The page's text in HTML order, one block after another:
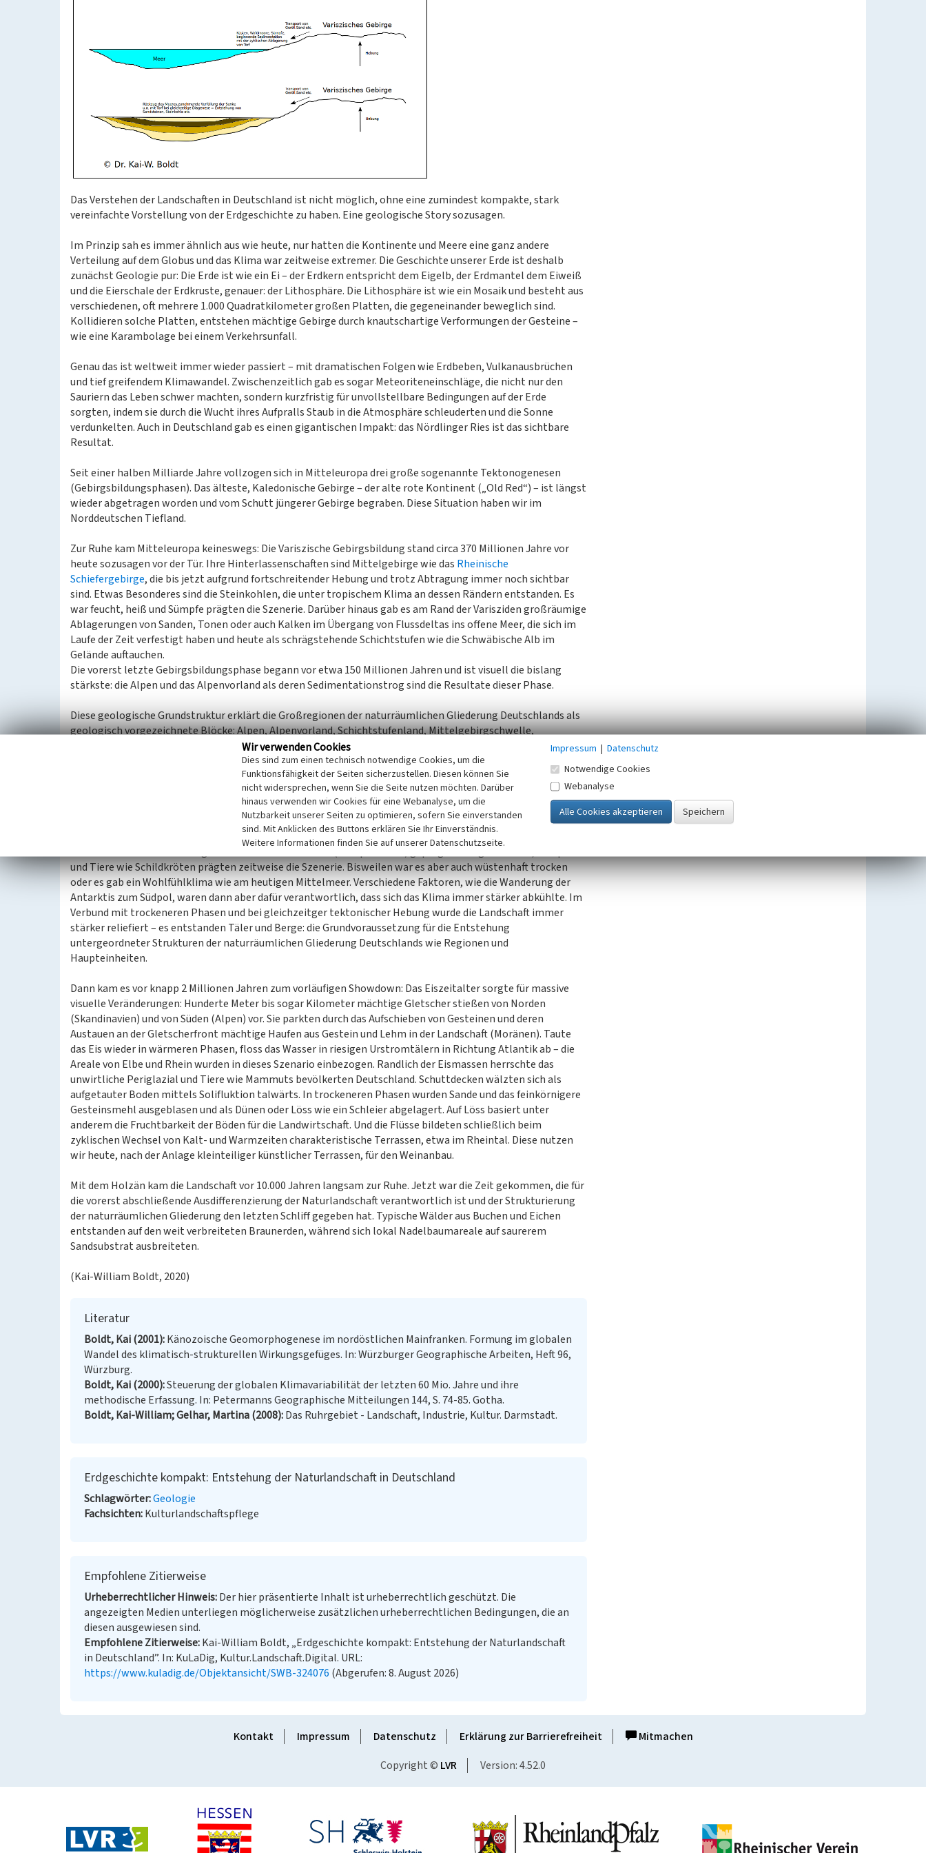
Das Verstehen der Landschaften in Deutschland ist nicht möglich, ohne eine zumindest kompakte, stark
vereinfachte Vorstellung von der Erdgeschichte zu haben. Eine geologische Story sozusagen.
Im Prinzip sah es immer ähnlich aus wie heute, nur hatten die Kontinente und Meere eine ganz andere
Verteilung auf dem Globus und das Klima war zeitweise extremer. Die Geschichte unserer Erde ist deshalb
zunächst Geologie pur: Die Erde ist wie ein Ei – der Erdkern entspricht dem Eigelb, der Erdmantel dem Eiweiß
und die Eierschale der Erdkruste, genauer: der Lithosphäre. Die Lithosphäre ist wie ein Mosaik und besteht aus
verschiedenen, oft mehrere 1.000 Quadratkilometer großen Platten, die gegeneinander beweglich sind.
Kollidieren solche Platten, entstehen mächtige Gebirge durch knautschartige Verformungen der Gesteine –
wie eine Karambolage bei einem Verkehrsunfall.
Genau das ist weltweit immer wieder passiert – mit dramatischen Folgen wie Erdbeben, Vulkanausbrüchen
und tief greifendem Klimawandel. Zwischenzeitlich gab es sogar Meteoriteneinschläge, die nicht nur den
Sauriern das Leben schwer machten, sondern kurzfristig für unvollstellbare Bedingungen auf der Erde
sorgten, indem sie durch die Wucht ihres Aufpralls Staub in die Atmosphäre schleuderten und die Sonne
verdunkelten. Auch in Deutschland gab es einen gigantischen Impakt: das Nördlinger Ries ist das sichtbare
Resultat.
Seit einer halben Milliarde Jahre vollzogen sich in Mitteleuropa drei große sogenannte Tektonogenesen
(Gebirgsbildungsphasen). Das älteste, Kaledonische Gebirge – der alte rote Kontinent („Old Red“) – ist längst
wieder abgetragen worden und vom Schutt jüngerer Gebirge begraben. Diese Situation haben wir im
Norddeutschen Tiefland.
Zur Ruhe kam Mitteleuropa keineswegs: Die Variszische Gebirgsbildung stand circa 370 Millionen Jahre vor
heute sozusagen vor der Tür. Ihre Hinterlassenschaften sind Mittelgebirge wie das Rheinische
Schiefergebirge, die bis jetzt aufgrund fortschreitender Hebung und trotz Abtragung immer noch sichtbar
sind. Etwas Besonderes sind die Steinkohlen, die unter tropischem Klima an dessen Rändern entstanden. Es
war feucht, heiß und Sümpfe prägten die Szenerie. Darüber hinaus gab es am Rand der Varisziden großräumige
Ablagerungen von Sanden, Tonen oder auch Kalken im Übergang von Flussdeltas ins offene Meer, die sich im
Laufe der Zeit verfestigt haben und heute als schrägstehende Schichtstufen wie die Schwäbische Alb im
Gelände auftauchen.
Die vorerst letzte Gebirgsbildungsphase begann vor etwa 150 Millionen Jahren und ist visuell die bislang
stärkste: die Alpen und das Alpenvorland als deren Sedimentationstrog sind die Resultate dieser Phase.
Diese geologische Grundstruktur erklärt die Großregionen der naturräumlichen Gliederung Deutschlands als
geologisch vorgezeichnete Blöcke: Alpen, Alpenvorland, Schichtstufenland, Mittelgebirgschwelle,
Norddeutsches Tiefland mit der daran anschließenden Nord- und Ostsee.
Die grobe Grundform ist aber nur die Basis für eine hochgradig differenzierte Landschaft, deshalb zunächst
eine kleine Metapher zur Formung der Landschaft: Die Erdgeschichte ist wie ein Künstler, der mit seinen
Materialien – den Gesteinen – kunstvolle Skulpturen wie Berge und atmosphärische Tallandschaften
Ein wichtiger Faktor war hierfür das Klima, das sich bis heute permanent verändert. Noch vor 60 Millionen
Jahren gab es bei uns ein feucht-heißes Klima mit einer intensiven Bodenbildung und Erosion. Die
und Tiere wie Schildkröten prägten zeitweise die Szenerie. Bisweilen war es aber auch wüstenhaft trocken
oder es gab ein Wohlfühlklima wie am heutigen Mittelmeer. Verschiedene Faktoren, wie die Wanderung der
Antarktis zum Südpol, waren dann aber dafür verantwortlich, dass sich das Klima immer stärker abkühlte. Im
Verbund mit trockeneren Phasen und bei gleichzeitger tektonischer Hebung wurde die Landschaft immer
stärker reliefiert – es entstanden Täler und Berge: die Grundvoraussetzung für die Entstehung
untergeordneter Strukturen der naturräumlichen Gliederung Deutschlands wie Regionen und
Haupteinheiten.
Dann kam es vor knapp 2 Millionen Jahren zum vorläufigen Showdown: Das Eiszeitalter sorgte für massive
visuelle Veränderungen: Hunderte Meter bis sogar Kilometer mächtige Gletscher stießen von Norden
(Skandinavien) und von Süden (Alpen) vor. Sie parkten durch das Aufschieben von Gesteinen und deren
Austauen an der Gletscherfront mächtige Haufen aus Gestein und Lehm in der Landschaft (Moränen). Taute
das Eis wieder in wärmeren Phasen, floss das Wasser in riesigen Urstromtälern in Richtung Atlantik ab – die
Areale von Elbe und Rhein wurden in dieses Szenario einbezogen. Randlich der Eismassen herrschte das
unwirtliche Periglazial und Tiere wie Mammuts bevölkerten Deutschland. Schuttdecken wälzten sich als
aufgetauter Boden mittels Solifluktion talwärts. In trockeneren Phasen wurden Sande und das feinkörnigere
Gesteinsmehl ausgeblasen und als Dünen oder Löss wie ein Schleier abgelagert. Auf Löss basiert unter
anderem die Fruchtbarkeit der Böden für die Landwirtschaft. Und die Flüsse bildeten schließlich beim
zyklischen Wechsel von Kalt- und Warmzeiten charakteristische Terrassen, etwa im Rheintal. Diese nutzen
wir heute, nach der Anlage kleinteiliger künstlicher Terrassen, für den Weinanbau.
Mit dem Holzän kam die Landschaft vor 10.000 Jahren langsam zur Ruhe. Jetzt war die Zeit gekommen, die für
die vorerst abschließende Ausdifferenzierung der Naturlandschaft verantwortlich ist und der Strukturierung
der naturräumlichen Gliederung den letzten Schliff gegeben hat. Typische Wälder aus Buchen und Eichen
entstanden auf den weit verbreiteten Braunerden, während sich lokal Nadelbaumareale auf saurerem
Sandsubstrat ausbreiteten.
(Kai-William Boldt, 2020)
Literatur
Boldt, Kai (2001) Känozoische Geomorphogenese im nordöstlichen Mainfranken. Formung im globalen
Wandel des klimatisch-strukturellen Wirkungsgefüges. In: Würzburger Geographische Arbeiten, Heft 96,
Würzburg.
Boldt, Kai (2000) Steuerung der globalen Klimavariabilität der letzten 60 Mio. Jahre und ihre
methodische Erfassung. In: Petermanns Geographische Mitteilungen 144, S. 74-85. Gotha.
Boldt, Kai-William; Gelhar, Martina (2008) Das Ruhrgebiet - Landschaft, Industrie, Kultur. Darmstadt.
Erdgeschichte kompakt: Entstehung der Naturlandschaft in Deutschland
Schlagwörter Geologie
Fachsichten Kulturlandschaftspflege
Empfohlene Zitierweise
Urheberrechtlicher Hinweis Der hier präsentierte Inhalt ist urheberrechtlich geschützt. Die
angezeigten Medien unterliegen möglicherweise zusätzlichen urheberrechtlichen Bedingungen, die an
diesen ausgewiesen sind.
Empfohlene Zitierweise Kai-William Boldt, „Erdgeschichte kompakt: Entstehung der Naturlandschaft
in Deutschland”. In: KuLaDig, Kultur.Landschaft.Digital. URL:
https://www.kuladig.de/Objektansicht/SWB-324076 (Abgerufen: 8. August 2026)
Kontakt Impressum Datenschutz Erklärung zur Barrierefreiheit
Mitmachen
Copyright © LVR Version: 4.52.0
Wir verwenden Cookies
Dies sind zum einen technisch notwendige Cookies, um die
Funktionsfähigkeit der Seiten sicherzustellen. Diesen können Sie
nicht widersprechen, wenn Sie die Seite nutzen möchten. Darüber
hinaus verwenden wir Cookies für eine Webanalyse, um die
Nutzbarkeit unserer Seiten zu optimieren, sofern Sie einverstanden
sind. Mit Anklicken des Buttons erklären Sie Ihr Einverständnis.
Weitere Informationen finden Sie auf unserer Datenschutzseite.
Impressum | Datenschutz
Notwendige Cookies
Webanalyse